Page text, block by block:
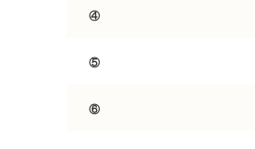
④
⑤
⑥